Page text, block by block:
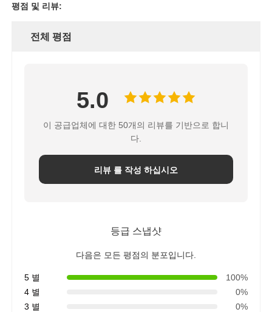
평점 및 리뷰:
전체 평점
5.0
이 공급업체에 대한 50개의 리뷰를 기반으로 합니
다.
리뷰 를 작성 하십시오
등급 스냅샷
다음은 모든 평점의 분포입니다.
5 별
100%
4 별
0%
3 별
0%